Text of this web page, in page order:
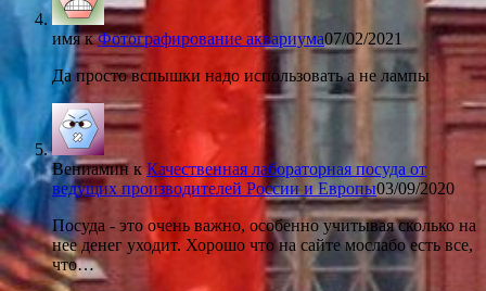
имякФотографирование аквариума07/02/2021
Да просто вспышки надо использовать а не лампы
Вениамин к Качественная лабораторная посуда от
ведущих производителей России и Европы03/09/2020
Посуда - это очень важно, особенно учитывая сколько на
нее денег уходит. Хорошо что на сайте мослабо есть все,
что…